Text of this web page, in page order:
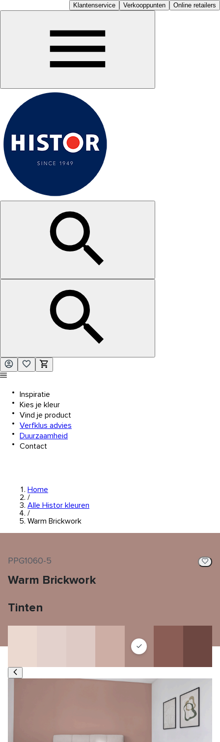
Klantenservice Verkooppunten Online retailers
Inspiratie
Kies je kleur
Vind je product
Verfklus advies
Duurzaamheid
Contact
Home
/
Alle Histor kleuren
/
Warm Brickwork
PPG1060-5
Warm Brickwork
Tinten